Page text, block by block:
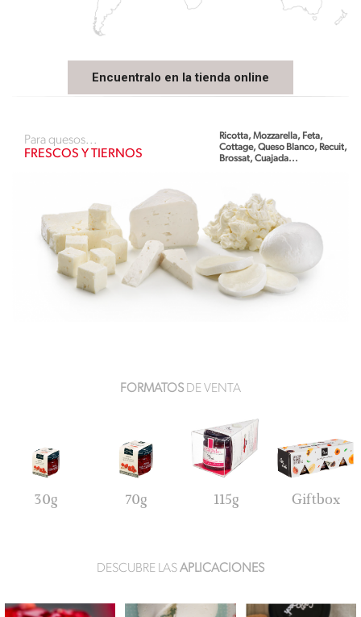
Encuentralo en la tienda online
Para quesos...
FRESCOS Y TIERNOS
Ricotta, Mozzarella, Feta,
Cottage, Queso Blanco, Recuit,
Brossat, Cuajada...
FORMATOS DE VENTA
30g 70g 115g Giftbox
DESCUBRE LASAPLICACIONES